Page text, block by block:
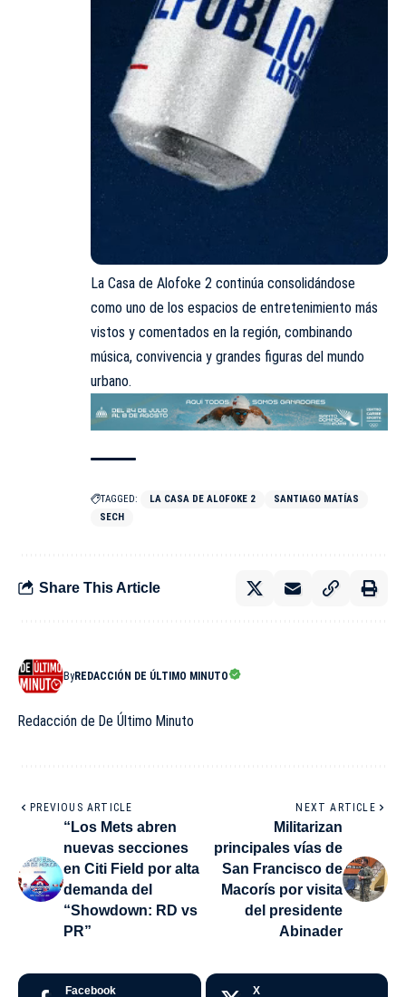
La Casa de Alofoke 2 continúa consolidándose
como uno de los espacios de entretenimiento más
vistos y comentados en la región, combinando
música, convivencia y grandes figuras del mundo
urbano.
TAGGED: LA CASA DE ALOFOKE 2
SANTIAGO MATÍAS
SECH
Share This Article
ByREDACCIÓN DE ÚLTIMO MINUTO
Redacción de De Último Minuto
PREVIOUS ARTICLE
“Los Mets abren
nuevas secciones
en Citi Field por alta
demanda del
“Showdown: RD vs
PR”
NEXT ARTICLE
Militarizan
principales vías de
San Francisco de
Macorís por visita
del presidente
Abinader
Facebook X